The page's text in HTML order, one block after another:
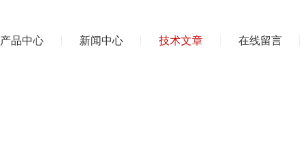
产品中心 新闻中心 技术文章 在线留言